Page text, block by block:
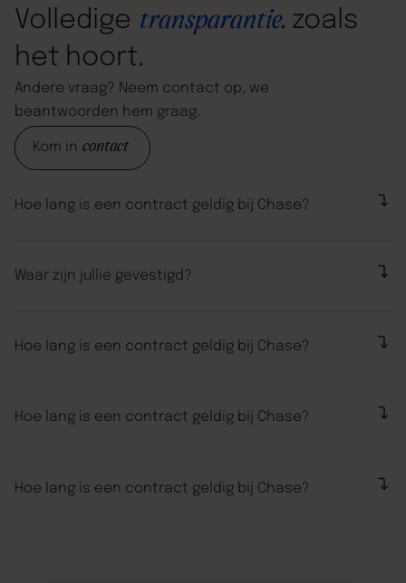
Volledige transparantie. zoals
het hoort.
Andere vraag? Neem contact op, we
beantwoorden hem graag.
Kom in contact
Hoe lang is een contract geldig bij Chase?
een paar maanden later, niets anders dan lof over de
manier waarop ze de veranderingen hebben
Waar zijn jullie gevestigd?
een paar maanden later, niets anders dan lof over de
manier waarop ze de veranderingen hebben
Hoe lang is een contract geldig bij Chase?
een paar maanden later, niets anders dan lof over de
manier waarop ze de veranderingen hebben
Hoe lang is een contract geldig bij Chase?
een paar maanden later, niets anders dan lof over de
manier waarop ze de veranderingen hebben
Hoe lang is een contract geldig bij Chase?